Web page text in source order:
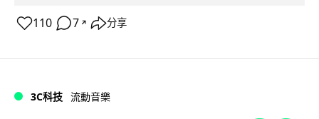
110 7 ↗ 分享
3C科技 流動音樂